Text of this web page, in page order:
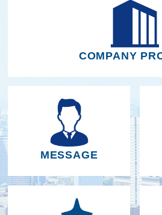
COMPANY
MESSAGE